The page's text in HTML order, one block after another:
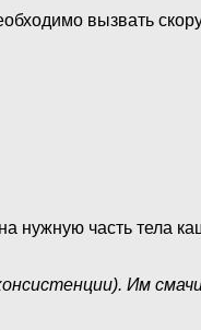
вызвать
часть тела
Им